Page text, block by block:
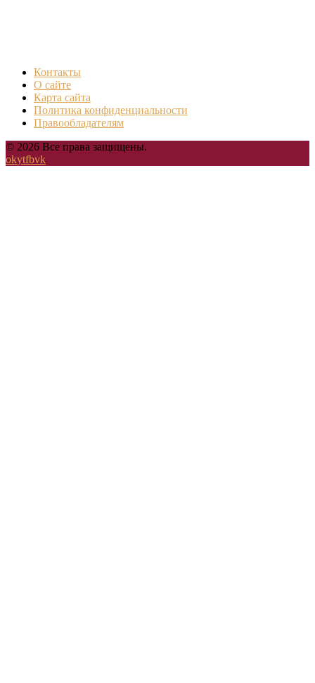
Контакты
О сайте
Карта сайта
Политика конфиденциальности
Правообладателям
© 2026 Все права защищены.
okytfbvk